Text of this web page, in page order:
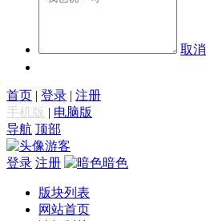
取消
首页 | 登录 | 注册
手机版 | 电脑版
导航 顶部
游客
登录 注册 暗色
版块列表
网站首页